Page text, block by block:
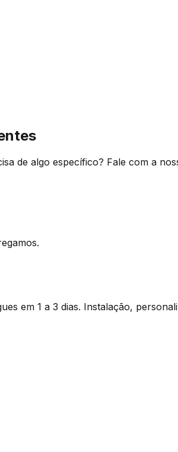
de algo específico? Fale com a
em 1 a 3 dias. Instalação,